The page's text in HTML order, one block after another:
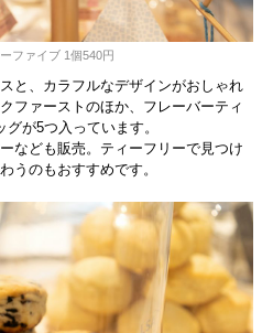
ファイブ 1個540円
と、カラフルなデザインがおしゃれ
ファーストのほか、フレーバーティ
が5つ入っています。
なども販売。ティーフリーで見つけ
うのもおすすめです。